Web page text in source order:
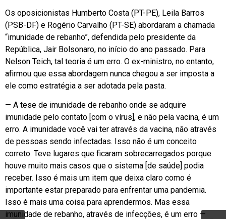
Os oposicionistas Humberto Costa (PT-PE), Leila Barros
(PSB-DF) e Rogério Carvalho (PT-SE) abordaram a chamada
“imunidade de rebanho”, defendida pelo presidente da
República, Jair Bolsonaro, no início do ano passado. Para
Nelson Teich, tal teoria é um erro. O ex-ministro, no entanto,
afirmou que essa abordagem nunca chegou a ser imposta a
ele como estratégia a ser adotada pela pasta.
— A tese de imunidade de rebanho onde se adquire
imunidade pelo contato [com o vírus], e não pela vacina, é um
erro. A imunidade você vai ter através da vacina, não através
de pessoas sendo infectadas. Isso não é um conceito
correto. Teve lugares que ficaram sobrecarregados porque
houve muito mais casos que o sistema [de saúde] podia
receber. Isso é mais um item que deixa claro como é
importante estar preparado para enfrentar uma pandemia.
Isso é mais uma coisa para aprendermos. Mas essa
imunidade de rebanho, através de infecções, é um erro —